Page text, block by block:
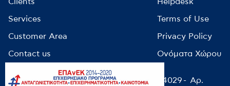
Clients
Services
Customer Area
Contact us
Helpdesk
Terms of Use
Privacy Policy
Ονόματα Χώρου
© infocube 2022 - Αρ. Μητρώου ΕΕΤΤ: 14029 - Αρ.